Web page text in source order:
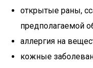
открытые раны,
предполагаемой
аллергия на
кожные